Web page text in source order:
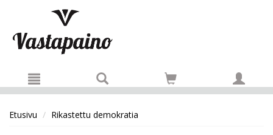
Etusivu Rikastettu demokratia